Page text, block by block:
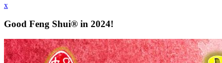
x
Good Feng Shui® in 2024!